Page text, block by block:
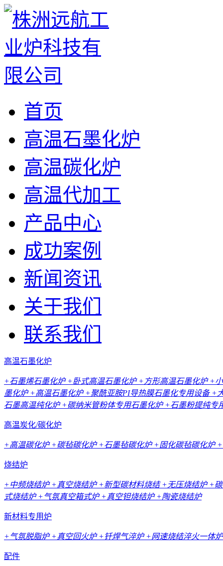
首页
高温石墨化炉
高温碳化炉
高温代加工
产品中心
成功案例
新闻资讯
关于我们
联系我们
高温石墨化炉
+石墨烯石墨化炉+卧式高温石墨化炉+方形高温石墨化炉+
墨化炉+高温石墨化炉+聚酰亚胺PI导热膜石墨化专用设备 +
石墨高温纯化炉+碳纳米管粉体专用石墨化炉+石墨粉提纯专
高温炭化/碳化炉
+高温碳化炉+碳毡碳化炉+石墨毡碳化炉+固化碳毡碳化炉
烧结炉
+中频烧结炉+真空烧结炉+新型碳材料烧结+无压烧结炉+
式烧结炉+气氛真空箱式炉+真空钽烧结炉+陶瓷烧结炉
新材料专用炉
+气氛脱脂炉+真空回火炉+钎焊气淬炉+网速烧结淬火一体炉
配件